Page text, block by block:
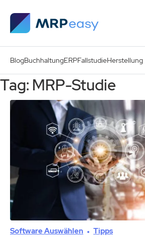
BlogBuchhaltungERPFallstudieHerstellung
Tag: MRP-Studie
Software Auswählen Tipps